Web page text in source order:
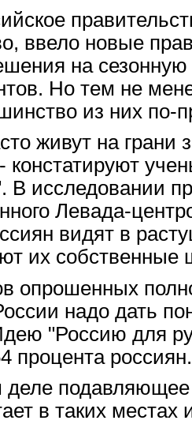
ввело новые
на
Но тем не
из них по-
живут на грани
констатируют
исследовании
Левада-
видят в
их собственные
опрошенных
надо дать
"Россию для
процента россиян.
в таких